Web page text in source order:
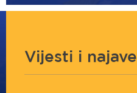
Vijesti i najave